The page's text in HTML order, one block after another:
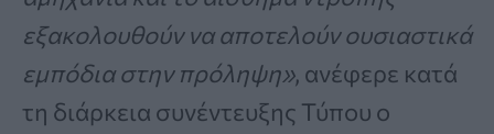
εξακολουθούν να αποτελούν ουσιαστικά
εμπόδια στην πρόληψη», ανέφερε κατά
τη διάρκεια συνέντευξης Τύπου ο